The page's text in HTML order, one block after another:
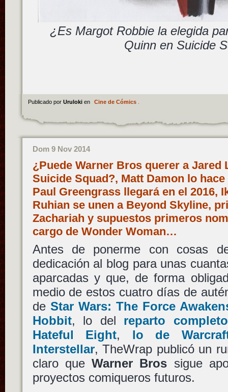
¿Es Margot Robbie la elegida
Quinn en Suicide
Publicado por Uruloki en Cine de Cómics.
Dom 9 Nov 2014
¿Puede Warner Bros querer a Jared
Suicide Squad?, Matt Damon lo
Paul Greengrass llegará en el 2016,
Ruhian se unen a Beyond Skyline,
Zachariah y supuestos primeros
cargo de Wonder Woman…
Antes de ponerme con cosas
dedicación al blog para unas
aparcadas y que, de forma
medio de estos cuatro días de
de Star Wars: The Force
Hobbit, lo del reparto
Hateful Eight, lo de
Interstellar, TheWrap publicó un
claro queWarner Bros sigue
proyectos comiqueros futuros.